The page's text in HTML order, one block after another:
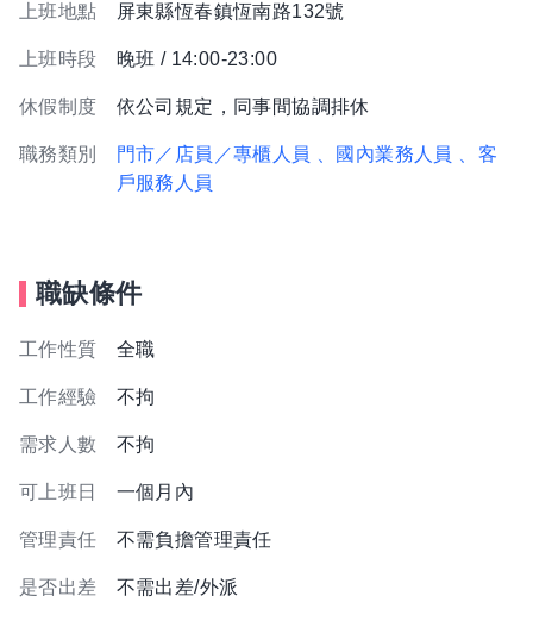
上班地點 屏東縣恆春鎮恆南路132號
上班時段 晚班 / 14:00-23:00
休假制度 依公司規定，同事間協調排休
職務類別 門市／店員／專櫃人員 、國內業務人員
、客
戶服務人員
職缺條件
工作性質 全職
工作經驗 不拘
需求人數 不拘
可上班日 一個月內
管理責任 不需負擔管理責任
是否出差 不需出差/外派